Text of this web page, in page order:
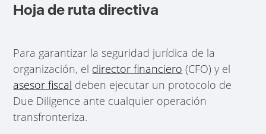
Hoja de ruta directiva
Para garantizar la seguridad jurídica de la
organización, el director financiero (CFO) y el
asesor fiscal deben ejecutar un protocolo de
Due Diligence ante cualquier operación
transfronteriza.